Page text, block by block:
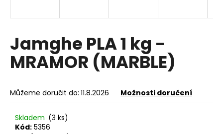
Jamghe PLA 1 kg -
MRAMOR (MARBLE)
Můžeme doručit do: 11.8.2026 Možnosti doručení
Skladem (3 ks)
Kód: 5356
t
?